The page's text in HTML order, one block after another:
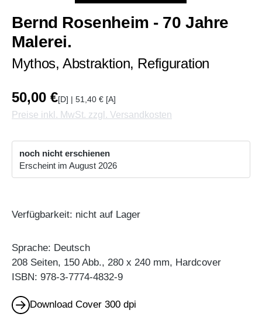
Bernd Rosenheim - 70 Jahre
Malerei.
Mythos, Abstraktion, Refiguration
50,00 €[D] | 51,40 € [A]
Preise inkl. MwSt. zzgl. Versandkosten
noch nicht erschienen
Erscheint im August 2026
Verfügbarkeit: nicht auf Lager
Sprache: Deutsch
208 Seiten, 150 Abb., 280 x 240 mm, Hardcover
ISBN: 978-3-7774-4832-9
Download Cover 300 dpi